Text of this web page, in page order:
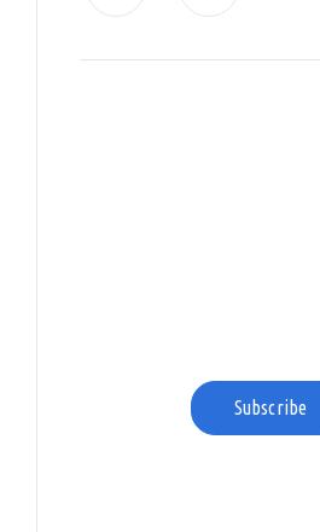
Subscribe